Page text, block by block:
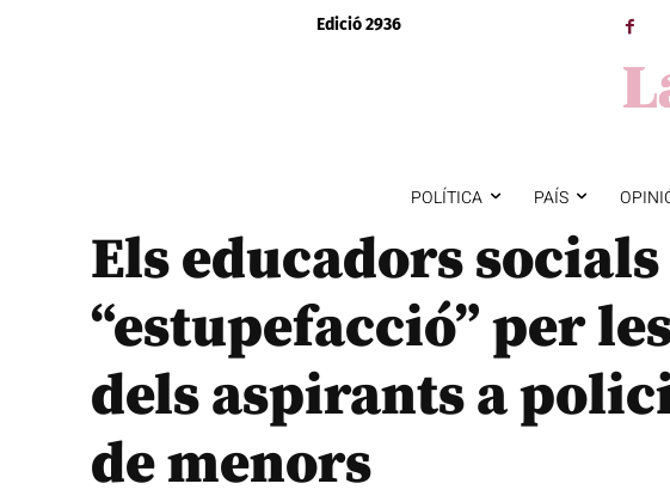
Edició 2936
POLÍTICA PAÍS
Els educadors
“estupefacció” per
dels aspirants a
de menors